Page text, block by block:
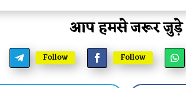
आप हमसे जरूर जुड़े
Follow Follow